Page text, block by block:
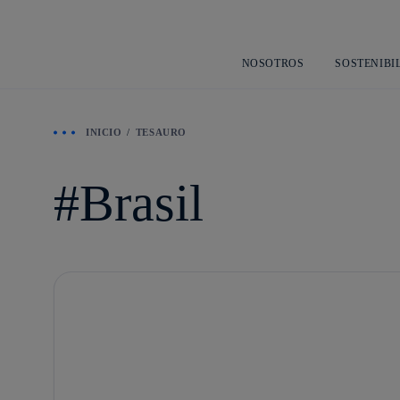
NOSOTROS
INICIO TESAURO
Brasil